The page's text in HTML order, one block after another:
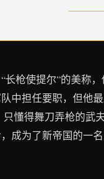
枪使提尔”的美称
中担任要职，但他
懂得舞刀弄枪的武
成为了新帝国的一